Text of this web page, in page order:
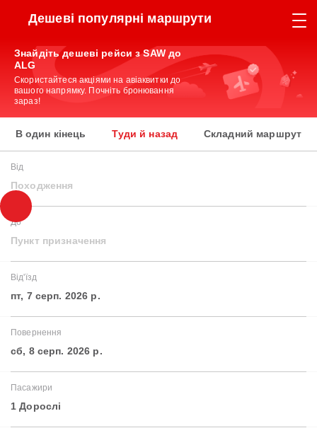
Дешеві популярні маршрути
Знайдіть дешеві рейси з SAW до
ALG
Скористайтеся акціями на авіаквитки до
вашого напрямку. Почніть бронювання
зараз!
В один кінець Туди й назад Складний маршрут
Від
Походження
До
Пункт призначення
Від'їзд
пт, 7 серп. 2026 р.
Повернення
сб, 8 серп. 2026 р.
Пасажири
1 Дорослі